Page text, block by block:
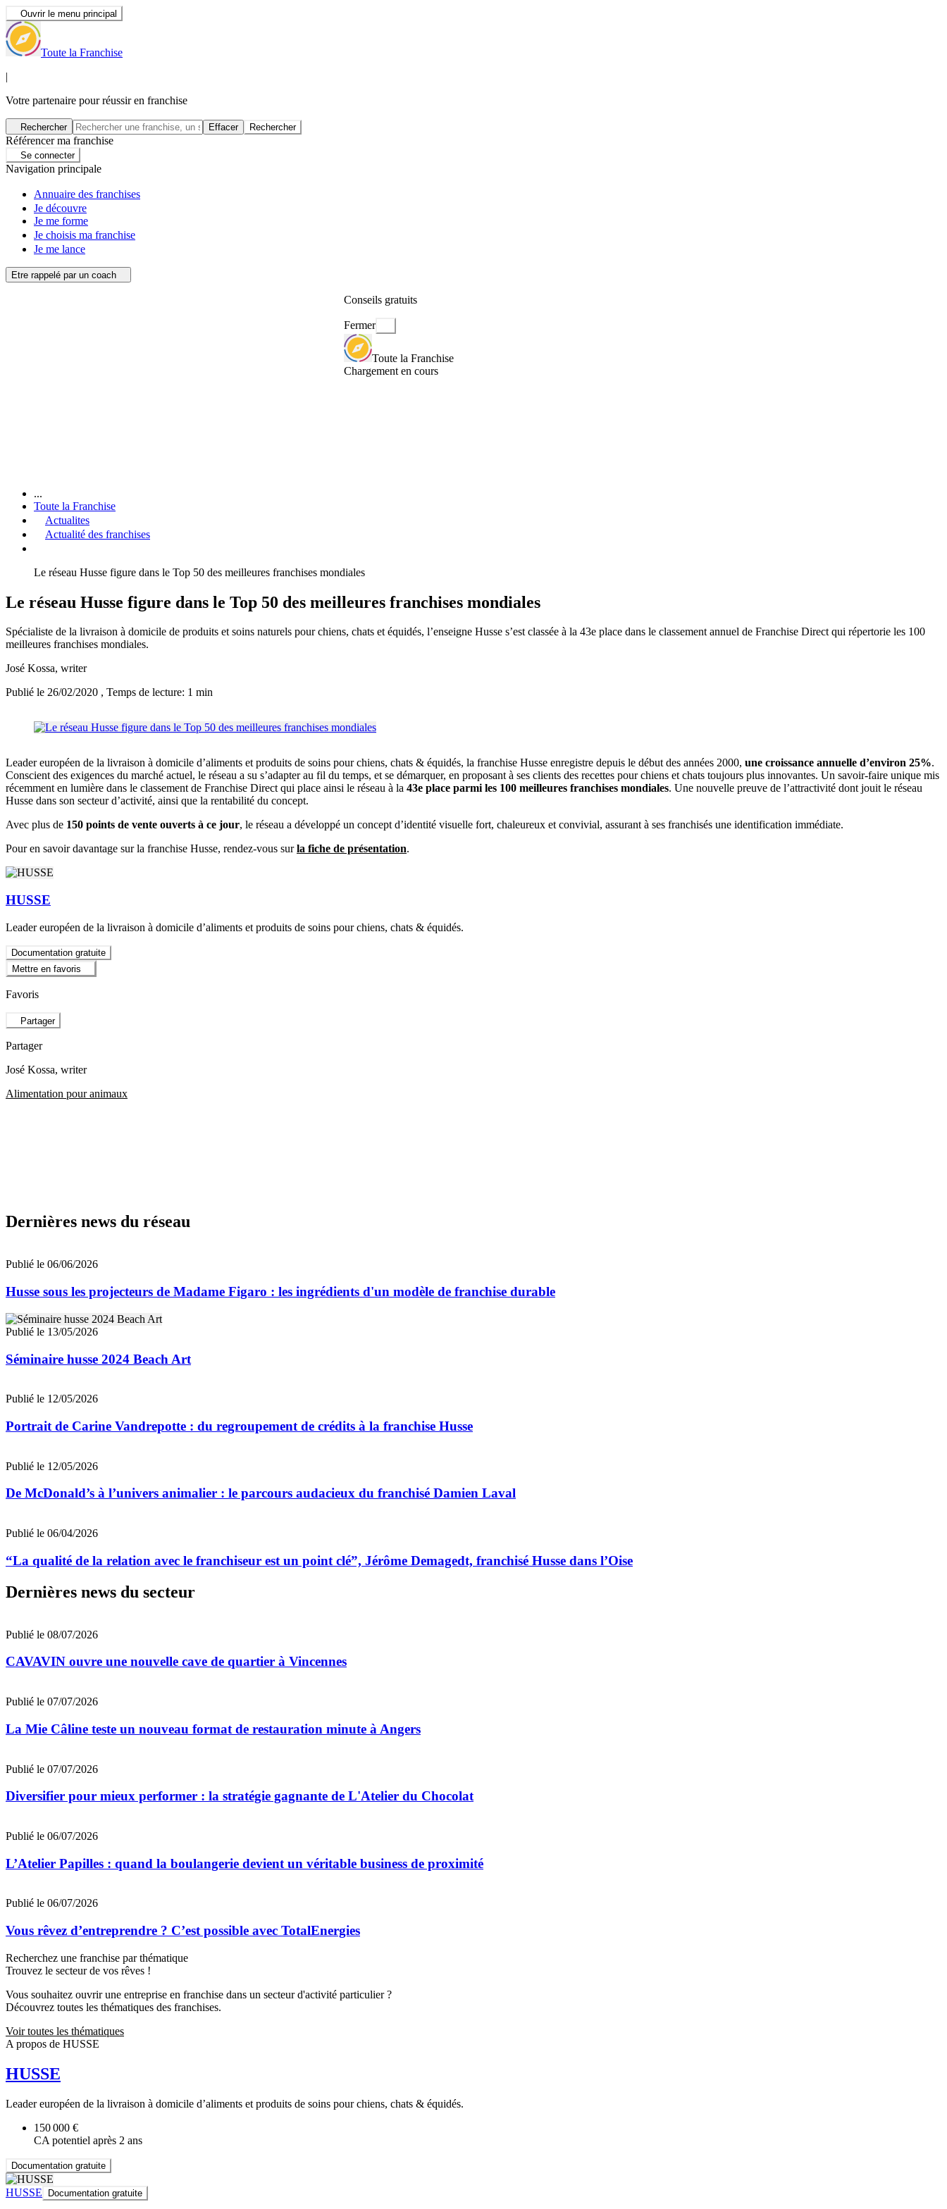
Ouvrir le menu principal
Toute la Franchise
|
Votre partenaire pour réussir en franchise
Rechercher Effacer Rechercher
Référencer ma franchise
Se connecter
Navigation principale
Annuaire des franchises
Je découvre
Je me forme
Je choisis ma franchise
Je me lance
Etre rappelé par un coach
Conseils gratuits
Fermer
Toute la Franchise
Chargement en cours
...
Toute la Franchise
Actualites
Actualité des franchises
Le réseau Husse figure dans le Top 50 des meilleures franchises mondiales
Le réseau Husse figure dans le Top 50 des meilleures franchises mondiales
Spécialiste de la livraison à domicile de produits et soins naturels pour chiens, chats et équidés, l’enseigne Husse s’est classée à la 43e place dans le classement annuel de Franchise Direct qui répertorie les 100
meilleures franchises mondiales.
José Kossa, writer
Publié le 26/02/2020 , Temps de lecture: 1 min
Leader européen de la livraison à domicile d’aliments et produits de soins pour chiens, chats & équidés, la franchise Husse enregistre depuis le début des années 2000, une croissance annuelle d’environ 25%.
Conscient des exigences du marché actuel, le réseau a su s’adapter au fil du temps, et se démarquer, en proposant à ses clients des recettes pour chiens et chats toujours plus innovantes. Un savoir-faire unique mis
récemment en lumière dans le classement de Franchise Direct qui place ainsi le réseau à la 43e place parmi les 100 meilleures franchises mondiales. Une nouvelle preuve de l’attractivité dont jouit le réseau
Husse dans son secteur d’activité, ainsi que la rentabilité du concept.
Avec plus de 150 points de vente ouverts à ce jour, le réseau a développé un concept d’identité visuelle fort, chaleureux et convivial, assurant à ses franchisés une identification immédiate.
Pour en savoir davantage sur la franchise Husse, rendez-vous surla fiche de présentation.
HUSSE
Leader européen de la livraison à domicile d’aliments et produits de soins pour chiens, chats & équidés.
Documentation gratuite
Mettre en favoris
Favoris
Partager
Partager
José Kossa, writer
Alimentation pour animaux
Dernières news du réseau
Publié le 06/06/2026
Husse sous les projecteurs de Madame Figaro : les ingrédients d'un modèle de franchise durable
Publié le 13/05/2026
Séminaire husse 2024 Beach Art
Publié le 12/05/2026
Portrait de Carine Vandrepotte : du regroupement de crédits à la franchise Husse
Publié le 12/05/2026
De McDonald’s à l’univers animalier : le parcours audacieux du franchisé Damien Laval
Publié le 06/04/2026
“La qualité de la relation avec le franchiseur est un point clé”, Jérôme Demagedt, franchisé Husse dans l’Oise
Dernières news du secteur
Publié le 08/07/2026
CAVAVIN ouvre une nouvelle cave de quartier à Vincennes
Publié le 07/07/2026
La Mie Câline teste un nouveau format de restauration minute à Angers
Publié le 07/07/2026
Diversifier pour mieux performer : la stratégie gagnante de L'Atelier du Chocolat
Publié le 06/07/2026
L’Atelier Papilles : quand la boulangerie devient un véritable business de proximité
Publié le 06/07/2026
Vous rêvez d’entreprendre ? C’est possible avec TotalEnergies
Recherchez une franchise par thématique
Trouvez le secteur de vos rêves !
Vous souhaitez ouvrir une entreprise en franchise dans un secteur d'activité particulier ?
Découvrez toutes les thématiques des franchises.
Voir toutes les thématiques
A propos de HUSSE
HUSSE
Leader européen de la livraison à domicile d’aliments et produits de soins pour chiens, chats & équidés.
150 000 €
CA potentiel après 2 ans
Documentation gratuite
HUSSE Documentation gratuite